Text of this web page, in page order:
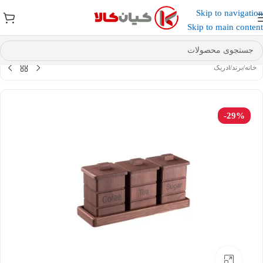
Skip to navigation
Skip to main content
عضو کانال بله کیان کالا شوید و کد تخفیف دریافت کنید.
خانه/برند/ادریک
-29%